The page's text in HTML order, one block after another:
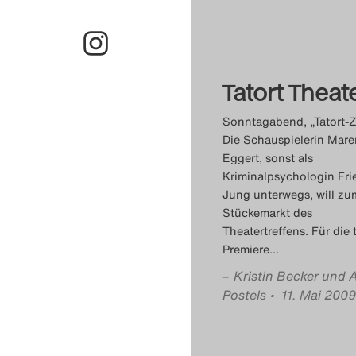
Tatort
Sonntagabend, „Tatort-
Die Schauspielerin
Eggert, sonst als
Kriminalpsychologin
Jung unterwegs, will
Stückemarkt des
Theatertreffens. Für die
Premiere…
– Kristin Becker und
Postels • 11. Mai 2009